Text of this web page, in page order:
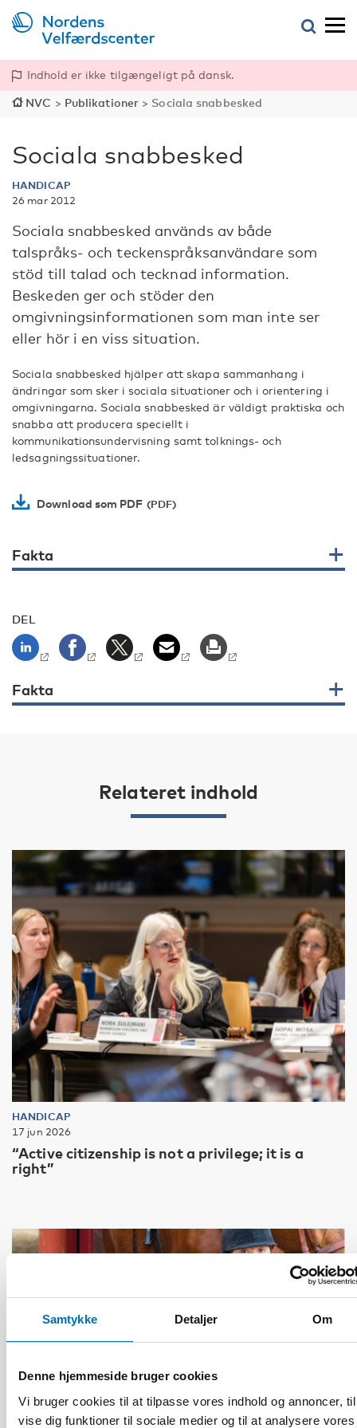
Samtykke Detaljer Om
Denne hjemmeside bruger cookies
Vi bruger cookies til at tilpasse vores indhold og annoncer,
vise dig funktioner til sociale medier og til at analysere vores
Indhold er ikke tilgængeligt på dansk.
NVC > Publikationer > Sociala snabbesked
Sociala snabbesked
HANDICAP
26 mar 2012
Sociala snabbesked används av både
talspråks- och teckenspråksanvändare som
stöd till talad och tecknad information.
Beskeden ger och stöder den
omgivningsinformationen som man inte ser
eller hör i en viss situation.
Sociala snabbesked hjälper att skapa sammanhang i
ändringar som sker i sociala situationer och i orientering i
omgivningarna. Sociala snabbesked är väldigt praktiska och
snabba att producera speciellt i
kommunikationsundervisning samt tolknings- och
ledsagningssituationer.
Download som PDF
Fakta
DEL
Fakta
Relateret indhold
HANDICAP
17 jun 2026
“Active citizenship is not a privilege; it is a
right”